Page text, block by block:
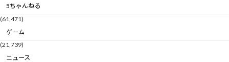
5ちゃんねる
(61,471)
ゲーム
(21,739)
ニュース